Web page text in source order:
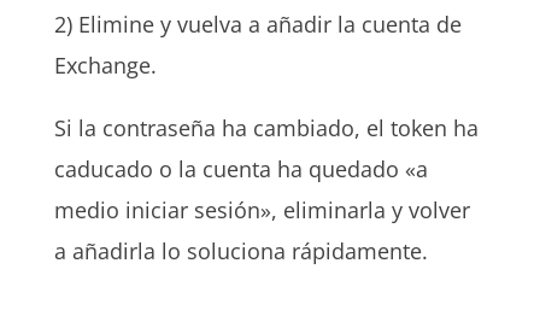
2) Elimine y vuelva a añadir la cuenta de
Exchange.
Si la contraseña ha cambiado, el token ha
caducado o la cuenta ha quedado «a
medio iniciar sesión», eliminarla y volver
a añadirla lo soluciona rápidamente.